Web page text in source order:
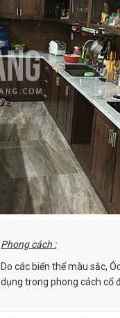
Phong cách :
Do các biến thể màu sắc,
dụng trong phong cách cổ